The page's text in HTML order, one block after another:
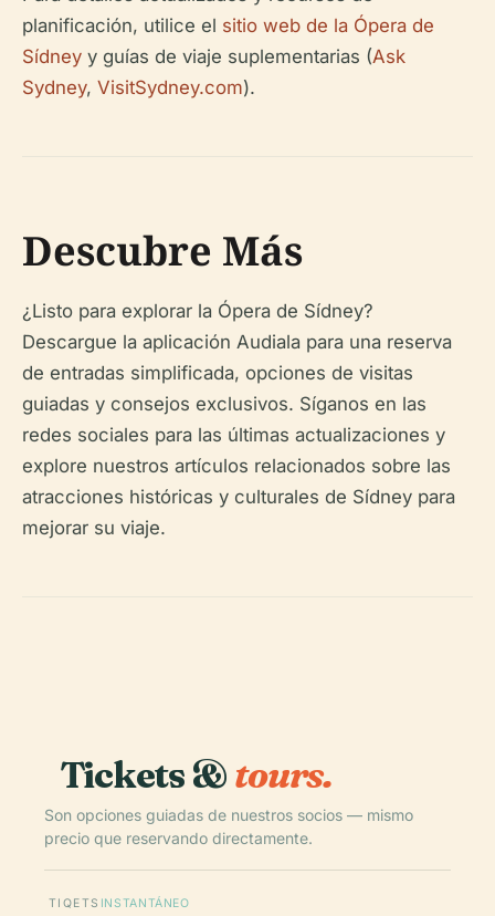
planificación, utilice el sitio web de la Ópera de
Sídney y guías de viaje suplementarias (Ask
Sydney, VisitSydney.com).
Descubre Más
¿Listo para explorar la Ópera de Sídney?
Descargue la aplicación Audiala para una reserva
de entradas simplificada, opciones de visitas
guiadas y consejos exclusivos. Síganos en las
redes sociales para las últimas actualizaciones y
explore nuestros artículos relacionados sobre las
atracciones históricas y culturales de Sídney para
mejorar su viaje.
Tickets &tours.
Son opciones guiadas de nuestros socios — mismo
precio que reservando directamente.
TIQETS INSTANTÁNEO